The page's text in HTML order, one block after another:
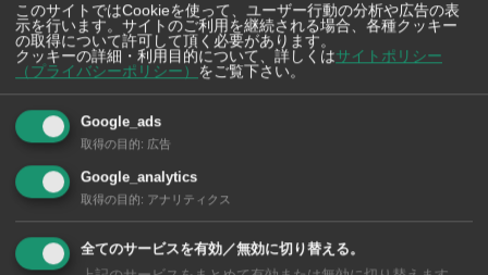
このサイトではCookieを使って、ユーザー行動の分析や広告の表
示を行います。サイトのご利用を継続される場合、各種クッキー
の取得について許可して頂く必要があります。
クッキーの詳細・利用目的について、詳しくはサイトポリシー
（プライバシーポリシー）
をご覧下さい。
Google_ads
取得の目的: 広告
Google_analytics
取得の目的: アナリティクス
全てのサービスを有効／無効に切り替える。